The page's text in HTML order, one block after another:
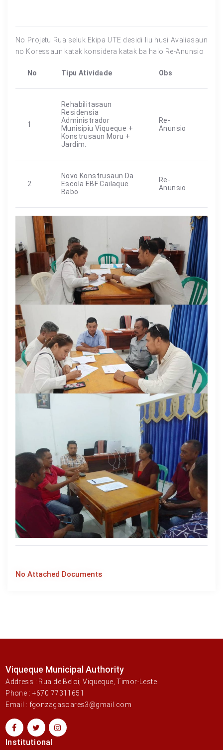
No Projetu Rua seluk Ekipa UTE desidi liu husi Avaliasaun
no Koressaun katak konsidera katak ba halo Re-Anunsio
No Tipu Atividade Obs
1
Rehabilitasaun
Residensia
Administrador
Munisipiu Viqueque +
Konstrusaun Moru +
Jardim.
Re-
Anunsio
2
Novo Konstrusaun Da
Escola EBF Cailaque
Babo
Re-
Anunsio
No Attached Documents
Viqueque Municipal Authority
Address : Rua de Beloi, Viqueque, Timor-Leste
Phone : +670 77311651
Email : fgonzagasoares3@gmail.com
Institutional